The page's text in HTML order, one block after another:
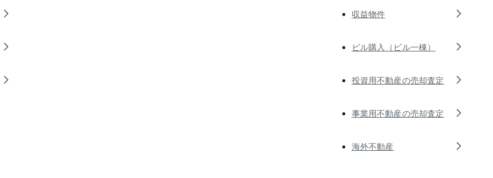
収益物件
ビル購入（ビル一棟）
投資用不動産の売却査定
事業用不動産の売却査定
海外不動産